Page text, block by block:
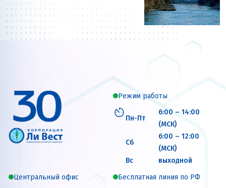
Режим работы
Пн-Пт
6:00 – 14:00
(МСК)
Сб
6:00 – 12:00
(МСК)
Вс
выходной
Центральный офис
Бесплатная линия по РФ